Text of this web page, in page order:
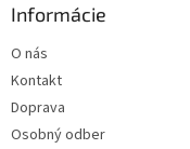
Informácie
O nás
Kontakt
Doprava
Osobný odber